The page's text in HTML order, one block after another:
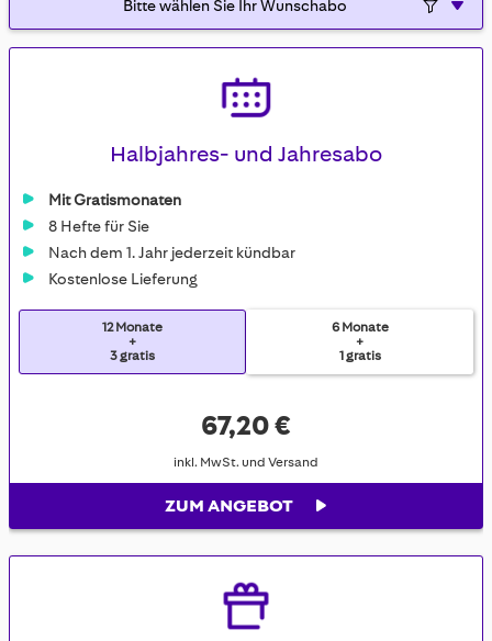
Halbjahres- und Jahresabo
Mit Gratismonaten
8 Hefte für Sie
Nach dem 1. Jahr jederzeit kündbar
Kostenlose Lieferung
12 Monate
+
3 gratis
6 Monate
+
1 gratis
67,20 €
inkl. MwSt. und Versand
ZUM ANGEBOT